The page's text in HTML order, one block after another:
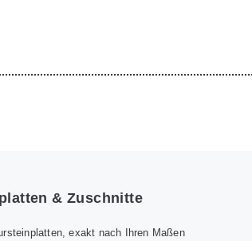
& Zuschnitte
exakt nach Ihren Maßen